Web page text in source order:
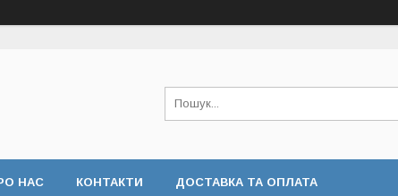
НАС КОНТАКТИ ДОСТАВКА ТА ОПЛАТА